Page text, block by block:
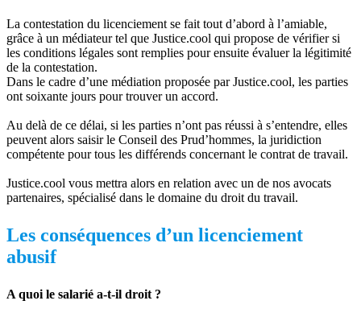
La contestation du licenciement se fait tout d’abord à l’amiable,
grâce à un médiateur tel que Justice.cool qui propose de vérifier si
les conditions légales sont remplies pour ensuite évaluer la légitimité
de la contestation.
Dans le cadre d’une médiation proposée par Justice.cool, les parties
ont soixante jours pour trouver un accord.
Au delà de ce délai, si les parties n’ont pas réussi à s’entendre, elles
peuvent alors saisir le Conseil des Prud’hommes, la juridiction
compétente pour tous les différends concernant le contrat de travail.
Justice.cool vous mettra alors en relation avec un de nos avocats
partenaires, spécialisé dans le domaine du droit du travail.
Les conséquences d’un licenciement
abusif
A quoi le salarié a-t-il droit ?